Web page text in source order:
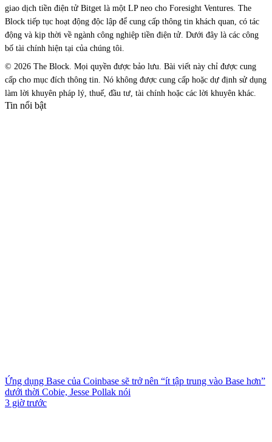
giao dịch tiền điện tử Bitget là một LP neo cho Foresight Ventures. The
Block tiếp tục hoạt động độc lập để cung cấp thông tin khách quan, có tác
động và kịp thời về ngành công nghiệp tiền điện tử. Dưới đây là các công
bố tài chính hiện tại của chúng tôi.
© 2026 The Block. Mọi quyền được bảo lưu. Bài viết này chỉ được cung
cấp cho mục đích thông tin. Nó không được cung cấp hoặc dự định sử dụng
làm lời khuyên pháp lý, thuế, đầu tư, tài chính hoặc các lời khuyên khác.
Tin nổi bật
Ứng dụng Base của Coinbase sẽ trở nên “ít tập trung vào Base hơn”
dưới thời Cobie, Jesse Pollak nói
3 giờ trước